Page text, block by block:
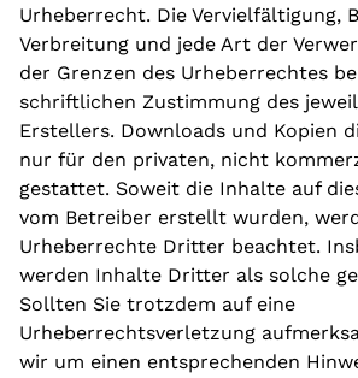
Urheberrecht. Die Vervielfältigung,
Verbreitung und jede Art der
der Grenzen des Urheberrechtes
schriftlichen Zustimmung des
Erstellers. Downloads und Kopien
nur für den privaten, nicht
gestattet. Soweit die Inhalte auf
vom Betreiber erstellt wurden,
Urheberrechte Dritter beachtet.
werden Inhalte Dritter als solche
Sollten Sie trotzdem auf eine
Urheberrechtsverletzung
wir um einen entsprechenden